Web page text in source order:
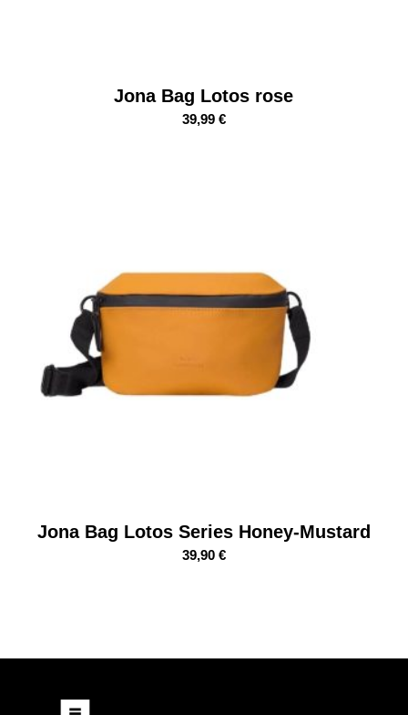
Jona Bag Lotos rose
39,99 €
Jona Bag Lotos Series Honey-Mustard
39,90 €